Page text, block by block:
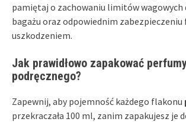
pamiętaj o zachowaniu limitów wagowych
bagażu oraz odpowiednim
uszkodzeniem.
Jak prawidłowo zapakować
podręcznego?
Zapewnij, aby pojemność każdego flakonu
przekraczała 100 ml, zanim zapakujesz je